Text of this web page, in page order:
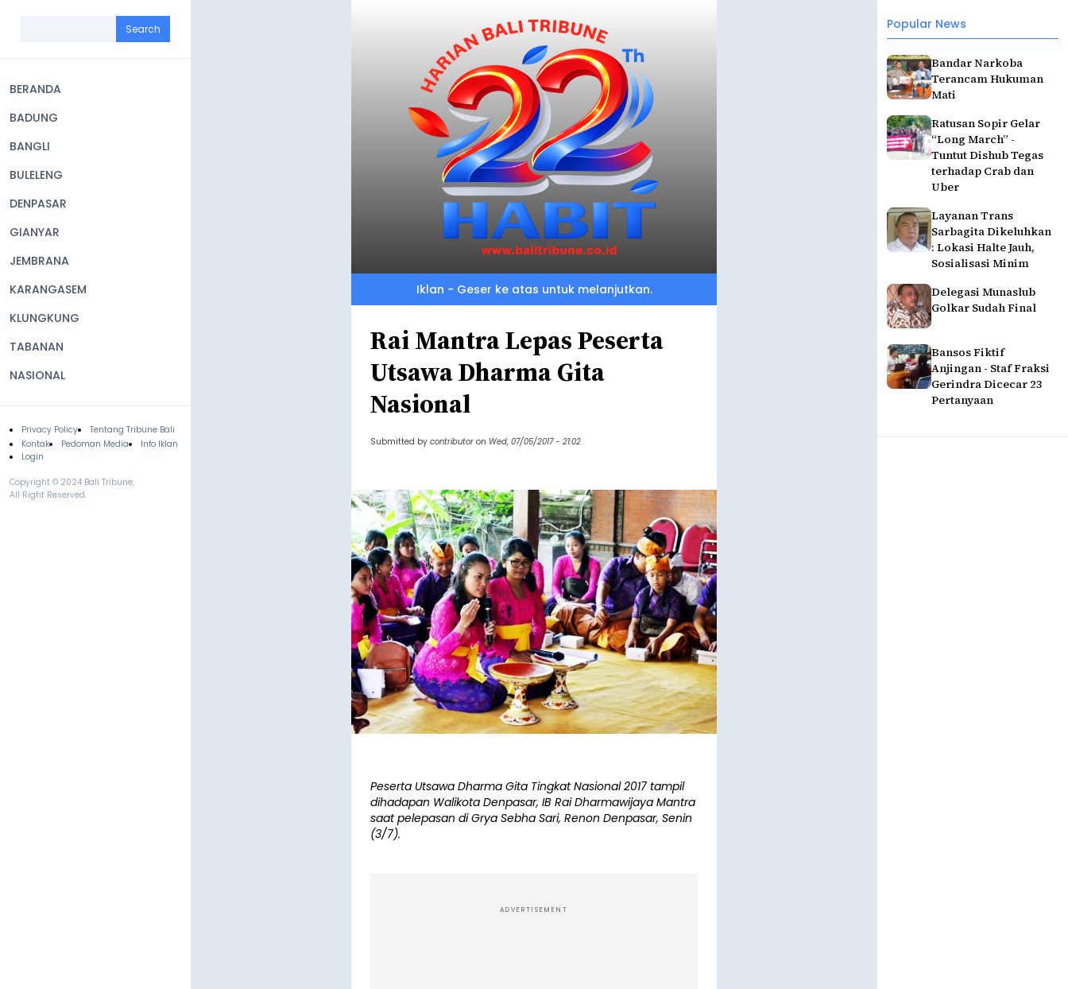
navigation
BERANDA
BADUNG
BANGLI
BULELENG
DENPASAR
GIANYAR
JEMBRANA
KARANGASEM
KLUNGKUNG
TABANAN
NASIONAL
Footer
Privacy Policy
Tentang Tribune Bali
Kontak
Pedoman Media
Info Iklan
Login
Copyright © 2024 Bali Tribune,
All Right Reserved.
Popular News
Bandar Narkoba
Terancam Hukuman
Mati
Ratusan Sopir Gelar
“Long March” -
Tuntut Dishub Tegas
terhadap Crab dan
Uber
Layanan Trans
Sarbagita Dikeluhkan
: Lokasi Halte Jauh,
Sosialisasi Minim
Delegasi Munaslub
Golkar Sudah Final
Bansos Fiktif
Anjingan - Staf Fraksi
Gerindra Dicecar 23
Pertanyaan
Iklan - Geser ke atas untuk melanjutkan.
Rai Mantra Lepas Peserta
Utsawa Dharma Gita
Nasional
Submitted by contributor on Wed, 07/05/2017 - 21:02
Peserta Utsawa Dharma Gita Tingkat Nasional 2017 tampil
dihadapan Walikota Denpasar, IB Rai Dharmawijaya Mantra
saat pelepasan di Grya Sebha Sari, Renon Denpasar, Senin
(3/7).
ADVERTISEMENT